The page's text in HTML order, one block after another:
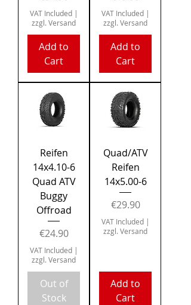
VAT Included|
zzgl. Versand
Add to
Cart
VAT Included|
zzgl. Versand
Add to
Cart
Reifen
14x4.10-6
Quad ATV
Buggy
Offroad
Price
€24.90
VAT Included|
zzgl. Versand
Out of
Stock
Quad/ATV
Reifen
14x5.00-6
Price
€29.90
VAT Included|
zzgl. Versand
Add to
Cart